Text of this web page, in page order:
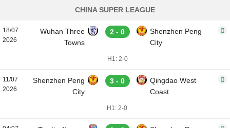
CHINA SUPER LEAGUE
18/07
2026
Wuhan Three
Towns
2 - 0
Shenzhen Peng
City
H1: 2-0
11/07
2026
Shenzhen Peng
City
3 - 0
Qingdao West
Coast
H1: 2-0